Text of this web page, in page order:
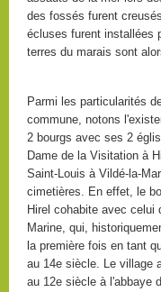
des fossés furent
écluses furent installées
terres du marais sont
Parmi les particularités
commune, notons
2 bourgs avec ses 2
Dame de la Visitation à
Saint-Louis à Vildé-la-
cimetières. En effet, le
Hirel cohabite avec celui
Marine, qui,
la première fois en tant
au 14e siècle. Le village
au 12e siècle à l'abbaye